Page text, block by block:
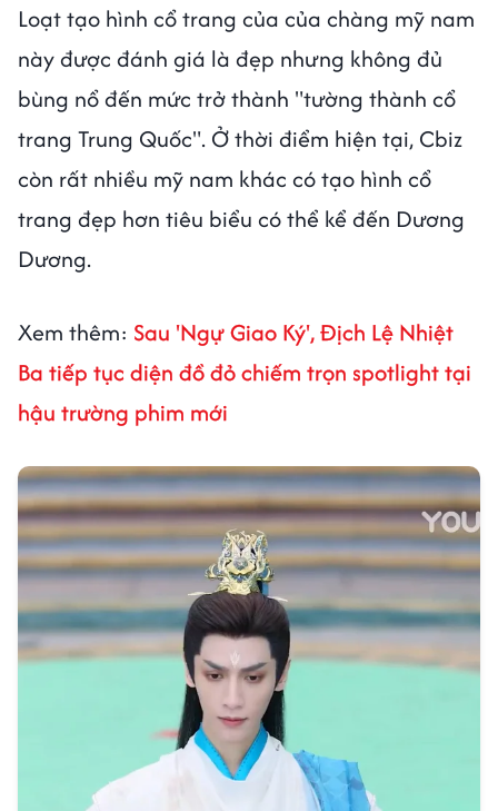
Loạt tạo hình cổ trang của của chàng mỹ nam
này được đánh giá là đẹp nhưng không đủ
bùng nổ đến mức trở thành "tường thành cổ
trang Trung Quốc". Ở thời điểm hiện tại, Cbiz
còn rất nhiều mỹ nam khác có tạo hình cổ
trang đẹp hơn tiêu biểu có thể kể đến Dương
Dương.
Xem thêm: Sau 'Ngự Giao Ký', Địch Lệ Nhiệt
Ba tiếp tục diện đồ đỏ chiếm trọn spotlight tại
hậu trường phim mới